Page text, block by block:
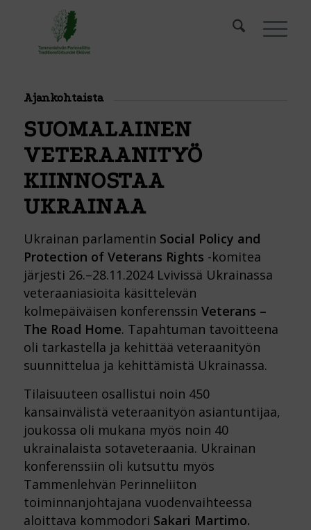
Ajankohtaista
SUOMALAINEN
VETERAANITYÖ
KIINNOSTAA
UKRAINAA
Ukrainan parlamentin Social Policy and
Protection of Veterans Rights -komitea
järjesti 26.–28.11.2024 Lvivissä Ukrainassa
veteraaniasioita käsittelevän
kolmepäiväisen konferenssin Veterans –
The Road Home. Tapahtuman tavoitteena
oli tarkastella ja kehittää veteraanityön
suunnittelua ja kehittämistä Ukrainassa.
Tilaisuuteen osallistui noin 450
kansainvälistä veteraanityön asiantuntijaa,
joukossa oli mukana myös noin 40
ukrainalaista sotaveteraania. Ukrainan
konferenssiin oli kutsuttu myös
Tammenlehvän Perinneliiton
toiminnanjohtajana vuodenvaihteessa
aloittava kommodori Sakari Martimo.